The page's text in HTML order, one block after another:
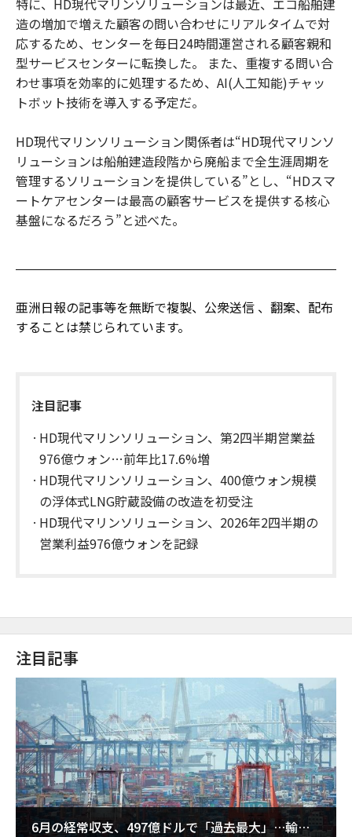
特に、HD現代マリンソリューションは最近、エコ船舶建
造の増加で増えた顧客の問い合わせにリアルタイムで対
応するため、センターを毎日24時間運営される顧客親和
型サービスセンターに転換した。 また、重複する問い合
わせ事項を効率的に処理するため、AI(人工知能)チャッ
トボット技術を導入する予定だ。
HD現代マリンソリューション関係者は“HD現代マリンソ
リューションは船舶建造段階から廃船まで全生涯周期を
管理するソリューションを提供している”とし、“HDスマ
ートケアセンターは最高の顧客サービスを提供する核心
基盤になるだろう”と述べた。
亜洲日報の記事等を無断で複製、公衆送信 、翻案、配布
することは禁じられています。
注目記事
HD現代マリンソリューション、第2四半期営業益
976億ウォン…前年比17.6%増
HD現代マリンソリューション、400億ウォン規模
の浮体式LNG貯蔵設備の改造を初受注
HD現代マリンソリューション、2026年2四半期の
営業利益976億ウォンを記録
注目記事
6月の経常収支、497億ドルで「過去最大」…輸出